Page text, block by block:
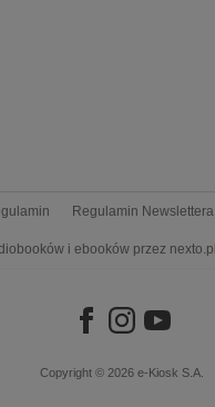
Regulamin Newslettera
i ebooków przez nexto.pl
Copyright © 2026 e-Kiosk S.A.